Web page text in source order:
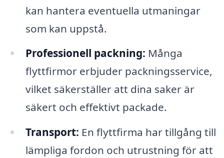
kan hantera eventuella utmaningar
som kan uppstå.
Professionell packning: Många
flyttfirmor erbjuder packningsservice,
vilket säkerställer att dina saker är
säkert och effektivt packade.
Transport: En flyttfirma har tillgång till
lämpliga fordon och utrustning för att